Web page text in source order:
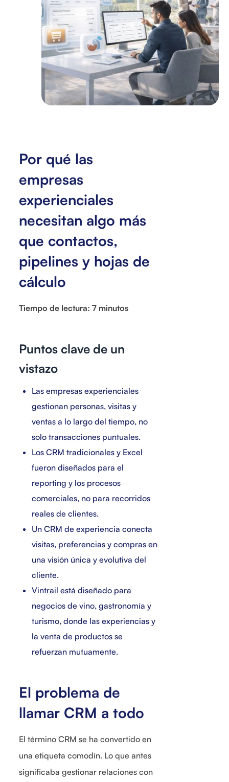
Por qué las
empresas
experienciales
necesitan algo más
que contactos,
pipelines y hojas de
cálculo
Tiempo de lectura: 7 minutos
Puntos clave de un
vistazo
Las empresas experienciales
gestionan personas, visitas y
ventas a lo largo del tiempo, no
solo transacciones puntuales.
Los CRM tradicionales y Excel
fueron diseñados para el
reporting y los procesos
comerciales, no para recorridos
reales de clientes.
Un CRM de experiencia conecta
visitas, preferencias y compras en
una visión única y evolutiva del
cliente.
Vintrail está diseñado para
negocios de vino, gastronomía y
turismo, donde las experiencias y
la venta de productos se
refuerzan mutuamente.
El problema de
llamar CRM a todo
El término CRM se ha convertido en
una etiqueta comodín. Lo que antes
significaba gestionar relaciones con